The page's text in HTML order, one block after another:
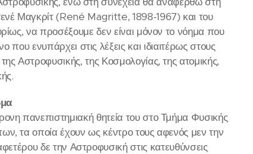
Μαγκρίτ (René Magritte, 1898-1967) και του
να προσέξουμε δεν είναι μόνον το νόημα που
ενυπάρχει στις λέξεις και ιδιαιτέρως στους
Αστροφυσικής, της Κοσμολογίας, της ατομικής,
πανεπιστημιακή θητεία του στο Τμήμα Φυσικής
τα οποία έχουν ως κέντρο τους αφενός μεν την
δε την Αστροφυσική στις κατευθύνσεις